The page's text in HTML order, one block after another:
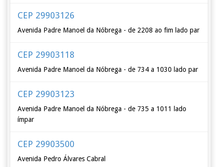
CEP 29903126
Avenida Padre Manoel da Nóbrega - de 2208 ao fim lado par
CEP 29903118
Avenida Padre Manoel da Nóbrega - de 734 a 1030 lado par
CEP 29903123
Avenida Padre Manoel da Nóbrega - de 735 a 1011 lado
ímpar
CEP 29903500
Avenida Pedro Álvares Cabral